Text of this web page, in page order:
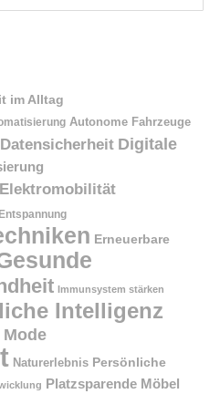
im Alltag
Autonome Fahrzeuge
Datensicherheit Digitale
Elektromobilität
Entspannung
Erneuerbare
Immunsystem stärken
Intelligenz
Naturerlebnis Persönliche
Platzsparende Möbel